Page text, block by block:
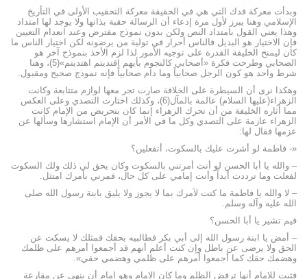
وبدأت معركة فدك التي هي في الحقيقة معركة التحقيب الأولى في التأريخ
الإسلامي وهنا يبرز لأول مرة إدعاء أن الرسالة حقبة بذاتها ولا يوجد لها امتداد
وهذا يعني القول بامتداد النص ولكن بدون نموذج مفترض وعند انعدام التعيين
فإن الاختيار هو البديل فالناس أحرار في تولية من يرضونه لكن اختيار الناس ما
كان ليمنح الخليفة القدرة على توجيه الأمور لذا لزم الأخذ بنموذج آخر هو
الصحابي وطرحت فكرة «أصحابي كالنجوم بأيهم اقتديتم اهتديتم»(5)، وهنا
شرط واحد هو كون الرجل صحابياً وما دام صحابياً فإنه نموذج صحيح ومقبول.
وهكذا نرى أن السيطرة على الخلافة صارت تجر معها لوازم متتابعة وكانت
الزهراء(عليها السلام) عالمة بالمآل(6)، وكذلك اختارت التصدي وعلى العكس
مما أثاره الخليفة من أن تحرك الزهراء إنما كان بتحريض من الإمام كانت
الزهراء عازمة على التصدي وكل ما في الأمر أن الإمام استشارها وسألها عن
عزمها فقال لها:
«- فاطمة لو أشرت عليك بالسكوت، أتفعلين؟
– والله يا أبا الحسن لو أنت أمرتني بالسكوت وكان يحق لي ذلك ولك السكوت
لفعلت وما ترددت أبداً وأنت إمامي على كل حال، فمرني بأمرك امتثل.
– لا والله يا فاطمة ما كنت لآمرك بما لا يجوز ولا يليق بابنة رسول الله صلى
الله عليه وآله وسلم.
فيم تشير يا أبا الحسن؟
– أمض يا ابنة رسول الله إلى أبي بكر فطالبيه بحقك فمثلك لا يسكت عن
الحق ولا يرضى عن باطل وإن كنت أعلم أنهم قد أجمعوا أمرهم على ظلمك
وهضمك حقك كما أجمعوا أمرهم على ظلمي وهضمي حقي».
فثبت للإمام أنها ترفض الظلم وما كان الإمام وهو إمام أن ينهى عن مقارعة